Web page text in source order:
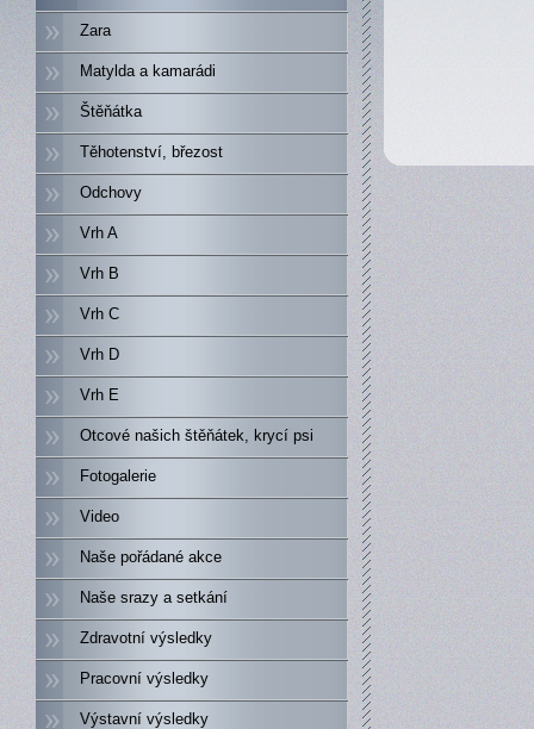
Zara
Matylda a kamarádi
Štěňátka
Těhotenství, březost
Odchovy
Vrh A
Vrh B
Vrh C
Vrh D
Vrh E
Otcové našich štěňátek, krycí psi
Fotogalerie
Video
Naše pořádané akce
Naše srazy a setkání
Zdravotní výsledky
Pracovní výsledky
Výstavní výsledky